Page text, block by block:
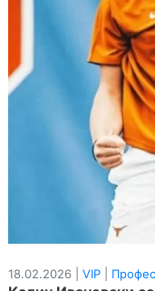
18.02.2026 | VIP